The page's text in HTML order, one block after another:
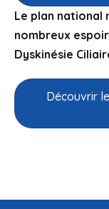
Le plan national
nombreux
Dyskinésie
Découvrir